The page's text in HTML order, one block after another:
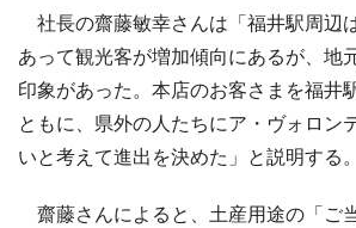
社長の齋藤敏幸さんは「福井駅周辺
あって観光客が増加傾向にあるが、地
印象があった。本店のお客さまを福井
ともに、県外の人たちにア・ヴォロン
いと考えて進出を決めた」と説明する。
齋藤さんによると、土産用途の「ご